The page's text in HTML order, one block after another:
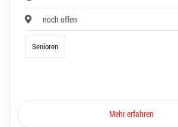
noch offen
Senioren
Mehr erfahren